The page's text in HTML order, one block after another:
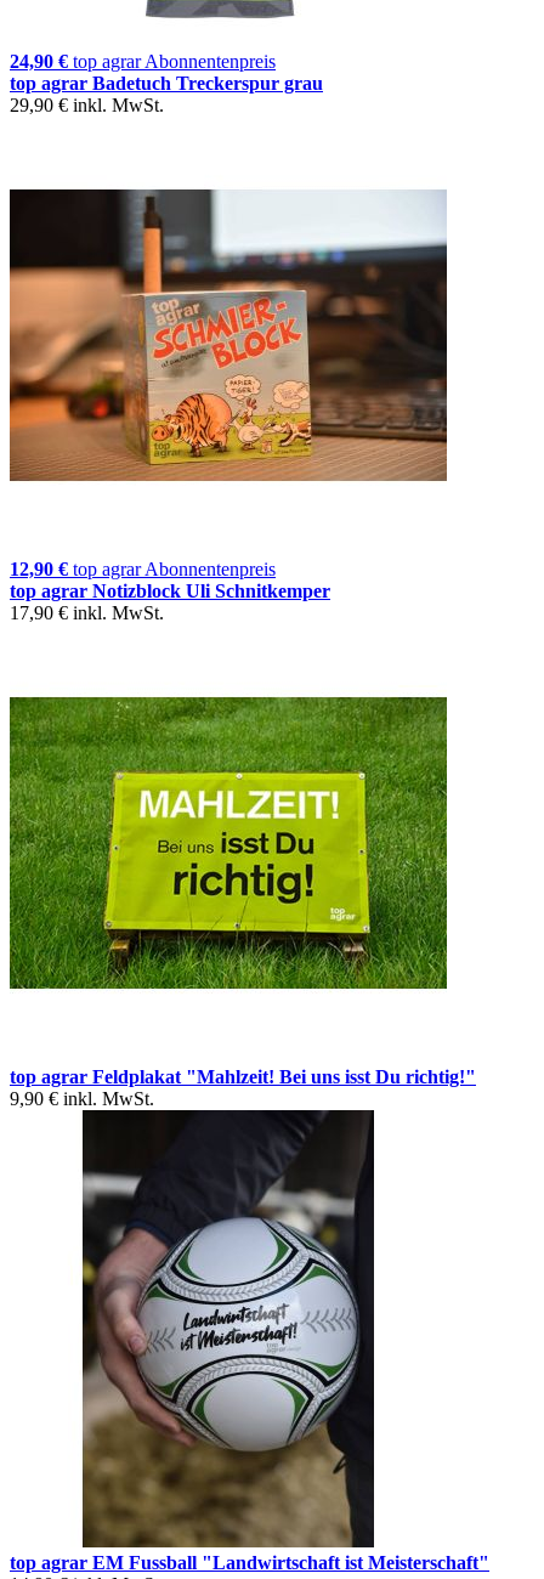
24,90 € top agrar Abonnentenpreis
top agrar Badetuch Treckerspur grau
29,90 € inkl. MwSt.
12,90 € top agrar Abonnentenpreis
top agrar Notizblock Uli Schnitkemper
17,90 € inkl. MwSt.
top agrar Feldplakat "Mahlzeit! Bei uns isst Du richtig!"
9,90 € inkl. MwSt.
top agrar EM Fussball "Landwirtschaft ist Meisterschaft"